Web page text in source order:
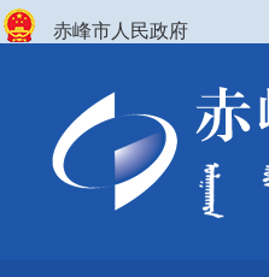
赤峰市人民政府